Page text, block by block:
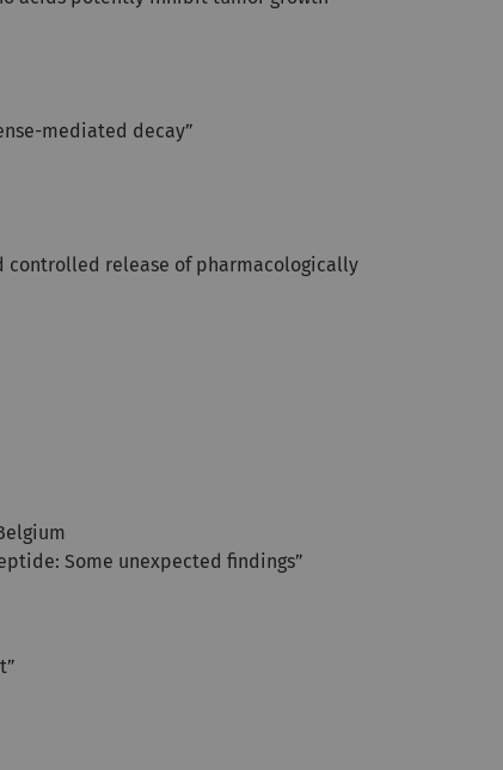
mediated decay”
release of pharmacologically
Some unexpected findings”